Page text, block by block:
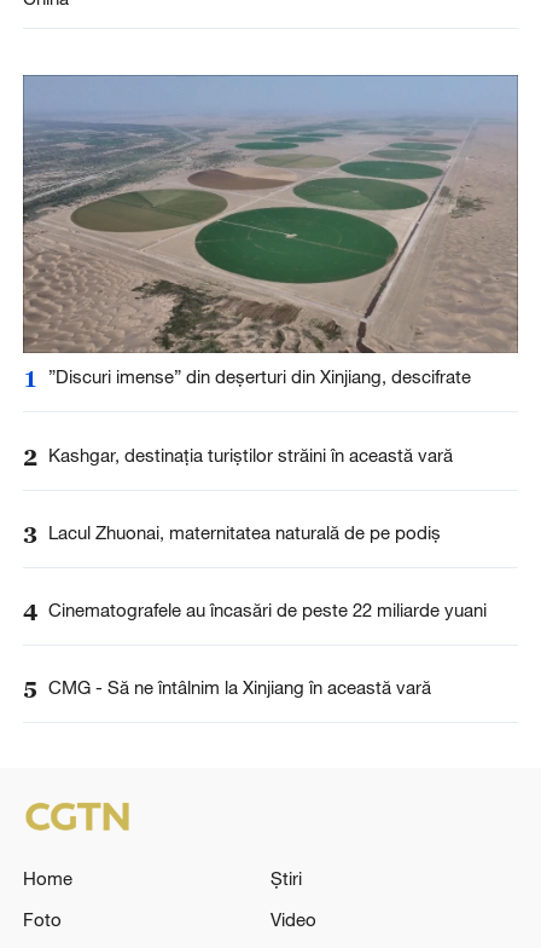
1 ”Discuri imense” din deșerturi din Xinjiang, descifrate
2 Kashgar, destinația turiștilor străini în această vară
3 Lacul Zhuonai, maternitatea naturală de pe podiș
4 Cinematografele au încasări de peste 22 miliarde yuani
5 CMG - Să ne întâlnim la Xinjiang în această vară
Home
Știri
Foto
Video